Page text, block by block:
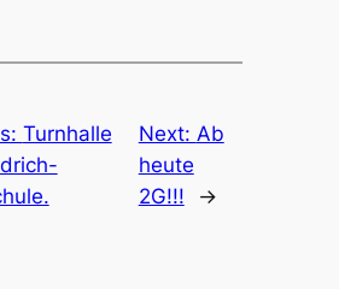
Turnhalle
Next: Ab
heute
2G!!!
→